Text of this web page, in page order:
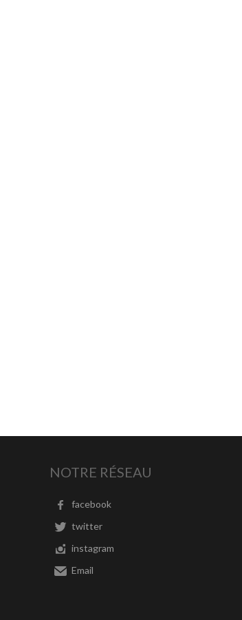
NOTRE RÉSEAU
facebook
twitter
instagram
Email